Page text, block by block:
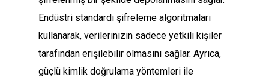
Endüstri standardı şifreleme algoritmaları
kullanarak, verilerinizin sadece yetkili kişiler
tarafından erişilebilir olmasını sağlar. Ayrıca,
güçlü kimlik doğrulama yöntemleri ile